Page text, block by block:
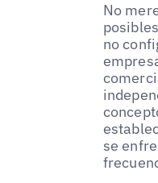
No
no
se